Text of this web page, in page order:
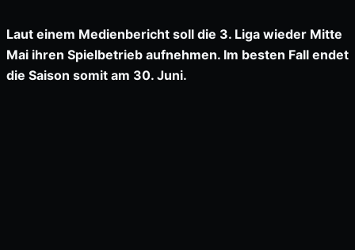
Laut einem Medienbericht soll die 3. Liga wieder Mitte
Mai ihren Spielbetrieb aufnehmen. Im besten Fall endet
die Saison somit am 30. Juni.